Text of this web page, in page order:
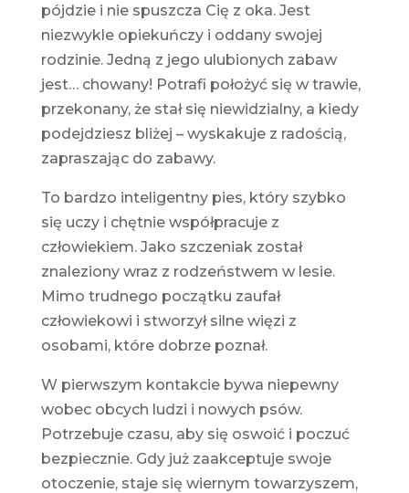
pójdzie i nie spuszcza Cię z oka. Jest
niezwykle opiekuńczy i oddany swojej
rodzinie. Jedną z jego ulubionych zabaw
jest… chowany! Potrafi położyć się w trawie,
przekonany, że stał się niewidzialny, a kiedy
podejdziesz bliżej – wyskakuje z radością,
zapraszając do zabawy.
To bardzo inteligentny pies, który szybko
się uczy i chętnie współpracuje z
człowiekiem. Jako szczeniak został
znaleziony wraz z rodzeństwem w lesie.
Mimo trudnego początku zaufał
człowiekowi i stworzył silne więzi z
osobami, które dobrze poznał.
W pierwszym kontakcie bywa niepewny
wobec obcych ludzi i nowych psów.
Potrzebuje czasu, aby się oswoić i poczuć
bezpiecznie. Gdy już zaakceptuje swoje
otoczenie, staje się wiernym towarzyszem,